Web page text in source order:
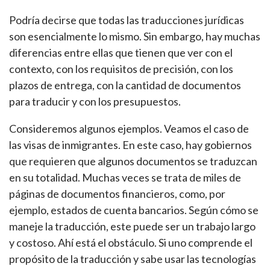
Podría decirse que todas las traducciones jurídicas
son esencialmente lo mismo. Sin embargo, hay muchas
diferencias entre ellas que tienen que ver con el
contexto, con los requisitos de precisión, con los
plazos de entrega, con la cantidad de documentos
para traducir y con los presupuestos.
Consideremos algunos ejemplos. Veamos el caso de
las visas de inmigrantes. En este caso, hay gobiernos
que requieren que algunos documentos se traduzcan
en su totalidad. Muchas veces se trata de miles de
páginas de documentos financieros, como, por
ejemplo, estados de cuenta bancarios. Según cómo se
maneje la traducción, este puede ser un trabajo largo
y costoso. Ahí está el obstáculo. Si uno comprende el
propósito de la traducción y sabe usar las tecnologías